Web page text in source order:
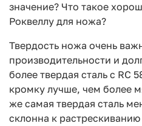
значение? Что такое
Роквеллу для ножа?
Твердость ножа очень
производительности и
более твердая сталь с RC
кромку лучше, чем более
же самая твердая сталь
склонна к